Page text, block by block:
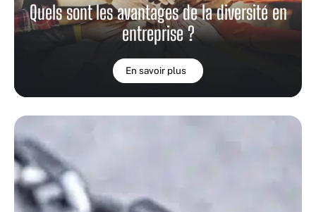
Quels sont les avantages de la diversité en
entreprise ?
En savoir plus